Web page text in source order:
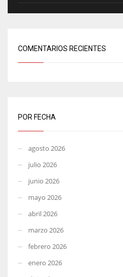
COMENTARIOS RECIENTES
POR FECHA
agosto 2026
julio 2026
junio 2026
mayo 2026
abril 2026
marzo 2026
febrero 2026
enero 2026